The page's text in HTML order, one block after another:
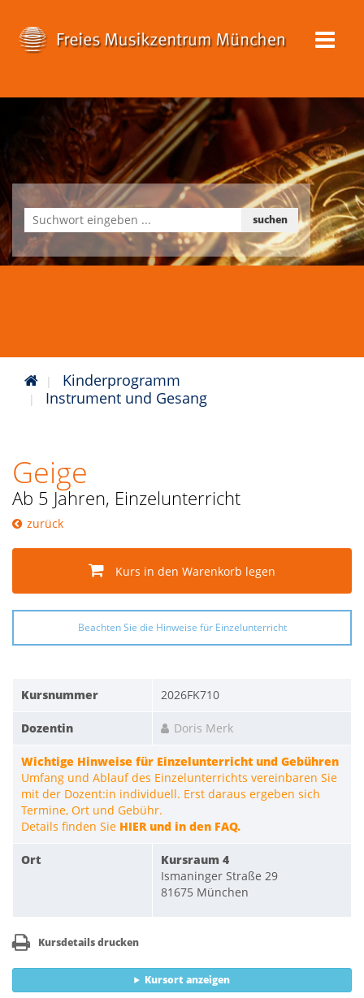
suchen
Kinderprogramm
Instrument und Gesang
Geige
Ab 5 Jahren, Einzelunterricht
zurück
Kurs in den Warenkorb legen
Beachten Sie die Hinweise für Einzelunterricht
Kursnummer 2026FK710
Dozentin Doris Merk
Wichtige Hinweise für Einzelunterricht und Gebühren
Umfang und Ablauf des Einzelunterrichts vereinbaren Sie
mit der Dozent:in individuell. Erst daraus ergeben sich
Termine, Ort und Gebühr.
Details finden Sie HIER und in den FAQ.
Ort
Kursraum 4
Ismaninger Straße 29
81675 München
Kursdetails drucken
Kursort anzeigen